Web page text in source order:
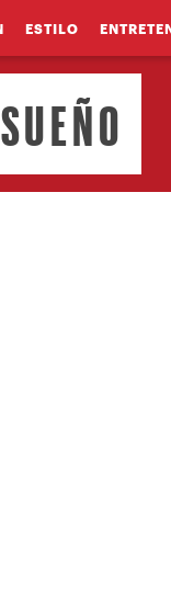
ESTILO